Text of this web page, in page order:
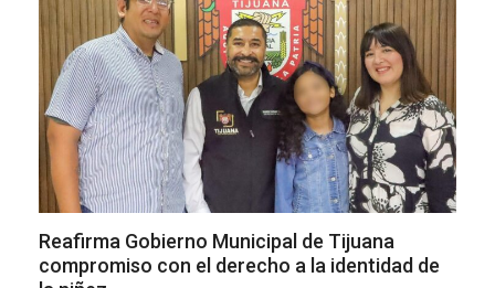
Reafirma Gobierno Municipal de Tijuana
compromiso con el derecho a la identidad de